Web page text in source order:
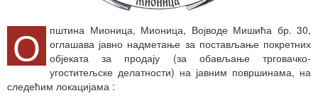
О
пштина Мионица, Мионица, Војводе Мишића бр. 30,
оглашава јавно надметање за постављање покретних
објеката за продају (за обављање трговачко-
угоститељске делатности) на јавним површинама, на
следећим локацијама :